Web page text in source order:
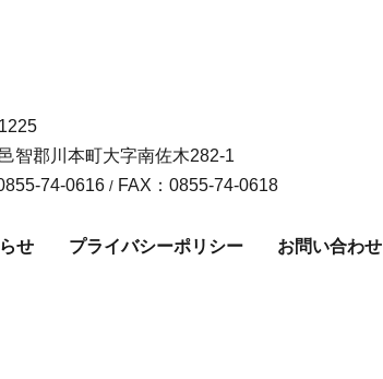
智郡川本町大字南佐木282-1
74-0616 / FAX：0855-74-0618
せ プライバシーポリシー お問い合わせ